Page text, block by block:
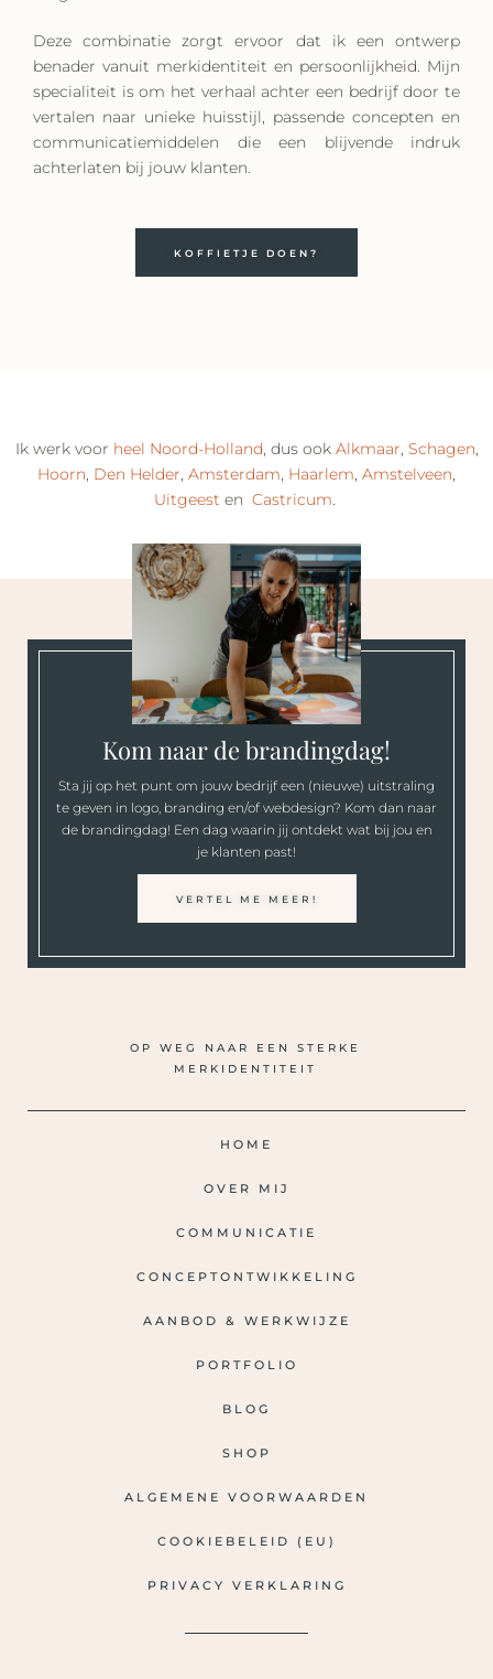
Deze combinatie zorgt ervoor dat ik een ontwerp
benader vanuit merkidentiteit en persoonlijkheid. Mijn
specialiteit is om het verhaal achter een bedrijf door te
vertalen naar unieke huisstijl, passende concepten en
communicatiemiddelen die een blijvende indruk
achterlaten bij jouw klanten.
KOFFIETJE DOEN?
Ik werk voor heel Noord-Holland, dus ook Alkmaar, Schagen,
Hoorn, Den Helder, Amsterdam, Haarlem, Amstelveen,
Uitgeest en Castricum.
Kom naar de brandingdag!
Sta jij op het punt om jouw bedrijf een (nieuwe) uitstraling
te geven in logo, branding en/of webdesign? Kom dan naar
de brandingdag! Een dag waarin jij ontdekt wat bij jou en
je klanten past!
VERTEL ME MEER!
OP WEG NAAR EEN STERKE
MERKIDENTITEIT
HOME
OVER MIJ
COMMUNICATIE
CONCEPTONTWIKKELING
AANBOD & WERKWIJZE
PORTFOLIO
BLOG
SHOP
ALGEMENE VOORWAARDEN
COOKIEBELEID (EU)
PRIVACY VERKLARING